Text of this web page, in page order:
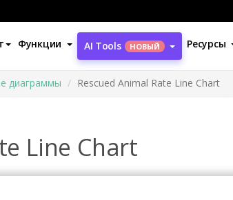
Функции AI Tools НОВЫЙ Ресурсы
диаграммы Rescued Animal Rate Line Chart
Line Chart